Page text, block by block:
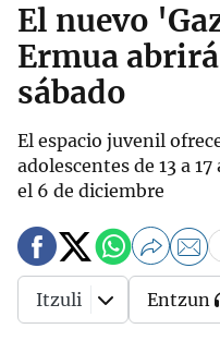
El nuevo
Ermua
sábado
El espacio juvenil
adolescentes de 13 a
el 6 de diciembre
Itzuli Entzun